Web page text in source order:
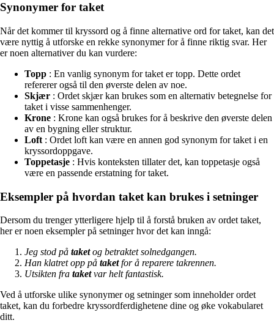
Synonymer for taket
Når det kommer til kryssord og å finne alternative ord for taket, kan det
være nyttig å utforske en rekke synonymer for å finne riktig svar. Her
er noen alternativer du kan vurdere:
Topp : En vanlig synonym for taket er topp. Dette ordet
refererer også til den øverste delen av noe.
Skjær : Ordet skjær kan brukes som en alternativ betegnelse for
taket i visse sammenhenger.
Krone : Krone kan også brukes for å beskrive den øverste delen
av en bygning eller struktur.
Loft : Ordet loft kan være en annen god synonym for taket i en
kryssordoppgave.
Toppetasje : Hvis konteksten tillater det, kan toppetasje også
være en passende erstatning for taket.
Eksempler på hvordan taket kan brukes i setninger
Dersom du trenger ytterligere hjelp til å forstå bruken av ordet taket,
her er noen eksempler på setninger hvor det kan inngå:
Jeg stod på taketog betraktet solnedgangen.
Han klatret opp på taketfor å reparere takrennen.
Utsikten fra taketvar helt fantastisk.
Ved å utforske ulike synonymer og setninger som inneholder ordet
taket, kan du forbedre kryssordferdighetene dine og øke vokabularet
ditt.